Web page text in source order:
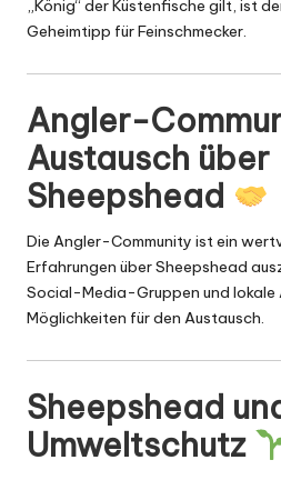
„König“ der Küstenfische gilt, ist
Geheimtipp für Feinschmecker.
Angler-
Austausch über
Sheepshead
Die Angler-Community ist ein
Erfahrungen über Sheepshead
Social-Media-Gruppen und lokale
Möglichkeiten für den Austausch.
Sheepshead
Umweltschutz